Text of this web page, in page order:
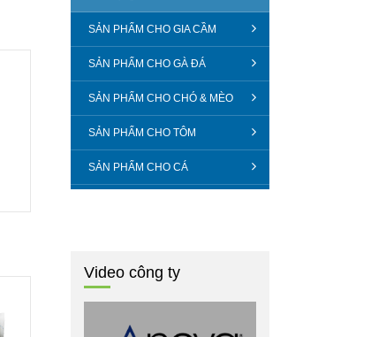
SẢN PHẨM CHO GIA CẦM
SẢN PHẨM CHO GÀ ĐÁ
SẢN PHẨM CHO CHÓ & MÈO
SẢN PHẨM CHO TÔM
SẢN PHẨM CHO CÁ
Video công ty